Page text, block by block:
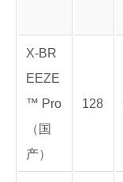
X-BR
EEZE
™ Pro
（国
产）
128